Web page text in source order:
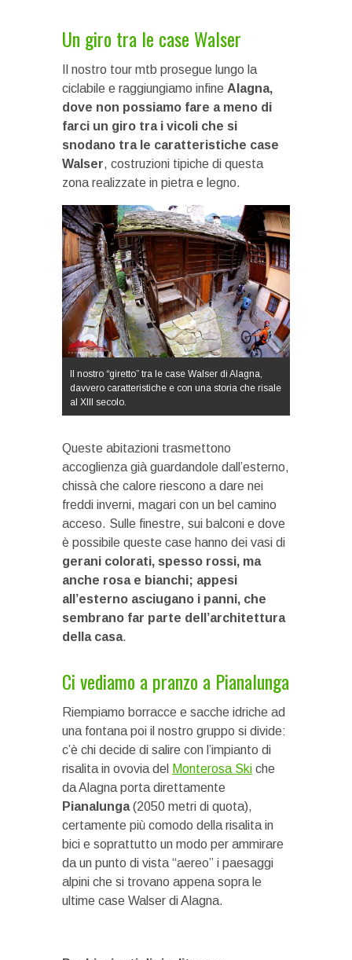
Un giro tra le case Walser
Il nostro tour mtb prosegue lungo la
ciclabile e raggiungiamo infine Alagna,
dove non possiamo fare a meno di
farci un giro tra i vicoli che si
snodano tra le caratteristiche case
Walser, costruzioni tipiche di questa
zona realizzate in pietra e legno.
Il nostro “giretto” tra le case Walser di Alagna,
davvero caratteristiche e con una storia che risale
al XIII secolo.
Queste abitazioni trasmettono
accoglienza già guardandole dall’esterno,
chissà che calore riescono a dare nei
freddi inverni, magari con un bel camino
acceso. Sulle finestre, sui balconi e dove
è possibile queste case hanno dei vasi di
gerani colorati, spesso rossi, ma
anche rosa e bianchi; appesi
all’esterno asciugano i panni, che
sembrano far parte dell’architettura
della casa.
Ci vediamo a pranzo a Pianalunga
Riempiamo borracce e sacche idriche ad
una fontana poi il nostro gruppo si divide:
c’è chi decide di salire con l’impianto di
risalita in ovovia del Monterosa Ski che
da Alagna porta direttamente
Pianalunga(2050 metri di quota),
certamente più comodo della risalita in
bici e soprattutto un modo per ammirare
da un punto di vista “aereo” i paesaggi
alpini che si trovano appena sopra le
ultime case Walser di Alagna.